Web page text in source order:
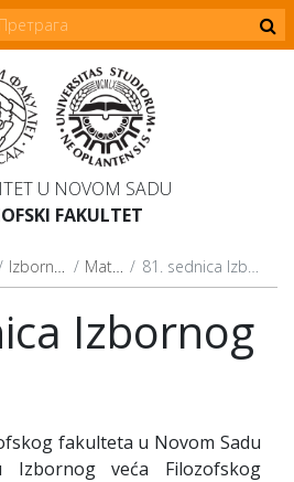
U NOVOM SADU
FAKULTET
Izborno veće Materijali 81. sednica Izbornog veća
Izbornog
fakulteta u Novom Sadu
Izbornog veća Filozofskog